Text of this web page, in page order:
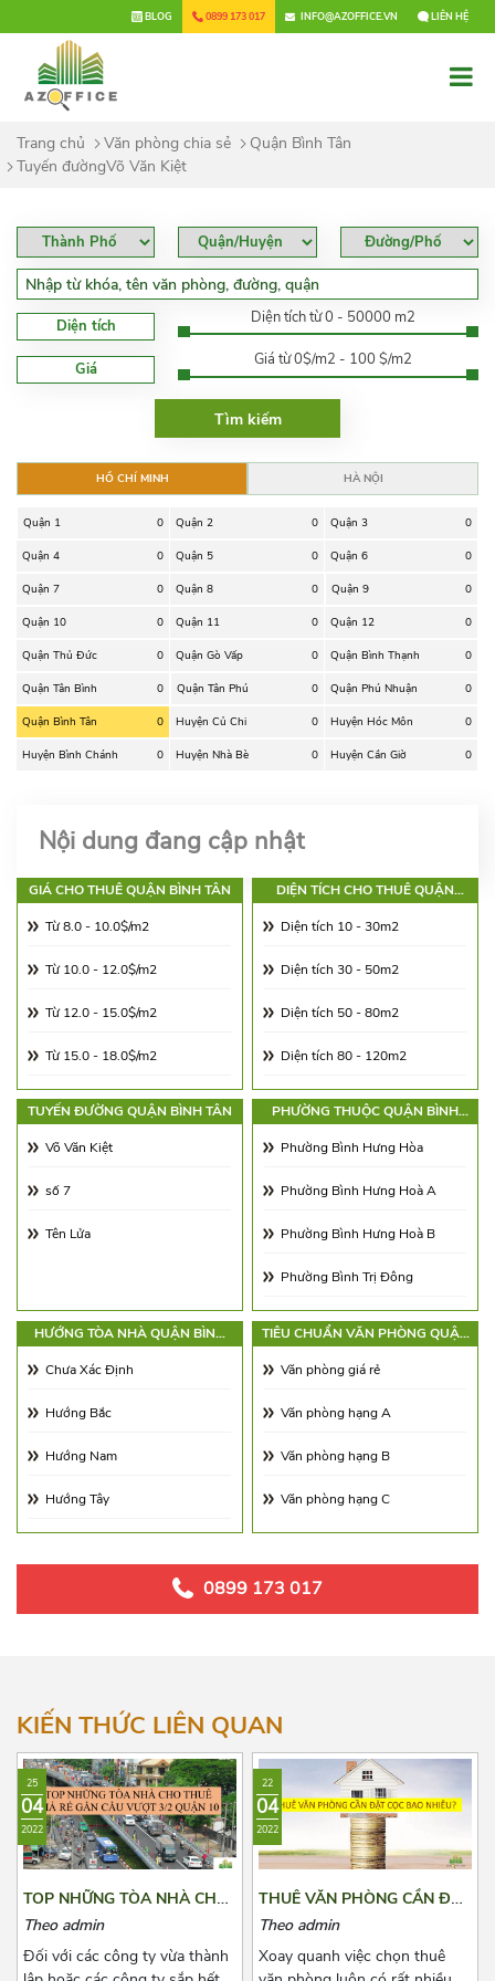
BLOG 0899 173 017 INFO@AZOFFICE.VN LIÊN HỆ×
Trang chủ Văn phòng chia sẻ
Quận Bình Tân
Tuyến đườngVõ Văn Kiệt
Diện tích Diện tích từ 0 - 50000 m2
Giá Giá từ 0$/m2 - 100 $/m2
HỒ CHÍ MINH HÀ NỘI
Quận 1 0 Quận 2 0 Quận 3 0
Quận 4 0 Quận 5 0 Quận 6 0
Quận 7 0 Quận 8 0 Quận 9 0
Quận 10 0 Quận 11 0 Quận 12 0
Quận Thủ Đức 0 Quận Gò Vấp 0 Quận Bình Thạnh 0
Quận Tân Bình 0 Quận Tân Phú 0 Quận Phú Nhuận 0
Quận Bình Tân 0 Huyện Củ Chi 0 Huyện Hóc Môn 0
Huyện Bình Chánh 0 Huyện Nhà Bè 0 Huyện Cần Giờ 0
Nội dung đang cập nhật
GIÁ CHO THUÊ QUẬN BÌNH TÂN
Từ 8.0 - 10.0$/m2
Từ 10.0 - 12.0$/m2
Từ 12.0 - 15.0$/m2
Từ 15.0 - 18.0$/m2
Từ 18.0 - 21.0$/m2
Từ 21.0 - 25.0$/m2
Từ 25.0 - 30.0$/m2
Từ 30.0 - 65.0$/m2
DIỆN TÍCH CHO THUÊ QUẬN
Diện tích 10 - 30m2
Diện tích 30 - 50m2
Diện tích 50 - 80m2
Diện tích 80 - 120m2
Diện tích 120 - 180m2
Diện tích 180 - 250m2
Diện tích 250 - 350m2
Diện tích 350 - 500m2
Trên 500m2
TUYẾN ĐƯỜNG QUẬN BÌNH TÂN
Võ Văn Kiệt
số 7
Tên Lửa
PHƯỜNG THUỘC QUẬN BÌNH
Phường Bình Hưng Hòa
Phường Bình Hưng Hoà A
Phường Bình Hưng Hoà B
Phường Bình Trị Đông
Phường Bình Trị Đông A
Phường Bình Trị Đông B
Phường Tân Tạo
Phường Tân Tạo A
Phường An Lạc
Phường An Lạc A
HƯỚNG TÒA NHÀ QUẬN BÌNH
Chưa Xác Định
Hướng Bắc
Hướng Nam
Hướng Tây
Hướng Đông Bắc
TIÊU CHUẨN VĂN PHÒNG QUẬN
Văn phòng giá rẻ
Văn phòng hạng A
Văn phòng hạng B
Văn phòng hạng C
0899 173 017
KIẾN THỨC LIÊN QUAN
25
04
2022
TOP NHỮNG TÒA NHÀ CHO
THUÊ GIÁ RẺ GẦN CẦU
Theo admin
Đối với các công ty vừa thành
22
04
2022
THUÊ VĂN PHÒNG CẦN ĐẶT
CỌC BAO NHIÊU?
Theo admin
Xoay quanh việc chọn thuê